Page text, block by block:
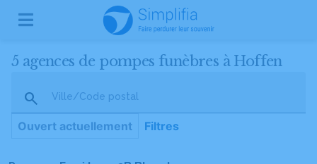
5 agences de pompes funèbres à Hoffen
Ville/Code postal
Ouvert actuellement Filtres